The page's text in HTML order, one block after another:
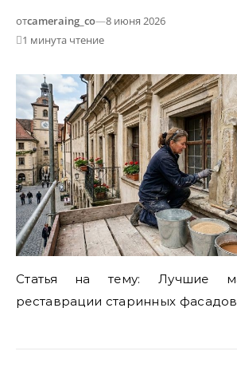
отcameraing_co—8 июня 2026
1 минута чтение
Статья на тему: Лучшие материалы для
реставрации старинных фасадов